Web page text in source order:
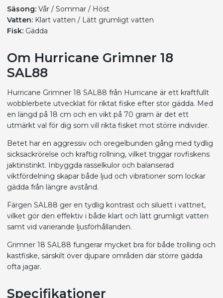
Säsong: Vår / Sommar / Höst
Vatten: Klart vatten / Lätt grumligt vatten
Fisk: Gädda
Om Hurricane Grimner 18
SAL88
Hurricane Grimner 18 SAL88 från Hurricane är ett kraftfullt
wobblerbete utvecklat för riktat fiske efter stor gädda. Med
en längd på 18 cm och en vikt på 70 gram är det ett
utmärkt val för dig som vill rikta fisket mot större individer.
Betet har en aggressiv och oregelbunden gång med tydlig
sicksackrörelse och kraftig rollning, vilket triggar rovfiskens
jaktinstinkt. Inbyggda rasselkulor och balanserad
viktfördelning skapar både ljud och vibrationer som lockar
gädda från längre avstånd.
Färgen SAL88 ger en tydlig kontrast och siluett i vattnet,
vilket gör den effektiv i både klart och lätt grumligt vatten
samt vid varierande ljusförhållanden.
Grimner 18 SAL88 fungerar mycket bra för både trolling och
kastfiske, särskilt över djupare områden där större gädda
ofta jagar.
Specifikationer